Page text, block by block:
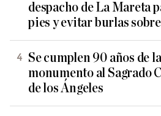
despacho de La Mareta
pies y evitar burlas
Se cumplen 90 años de
monumento al Sagrado
de los Ángeles